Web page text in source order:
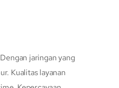
jaringan yang
Kualitas layanan